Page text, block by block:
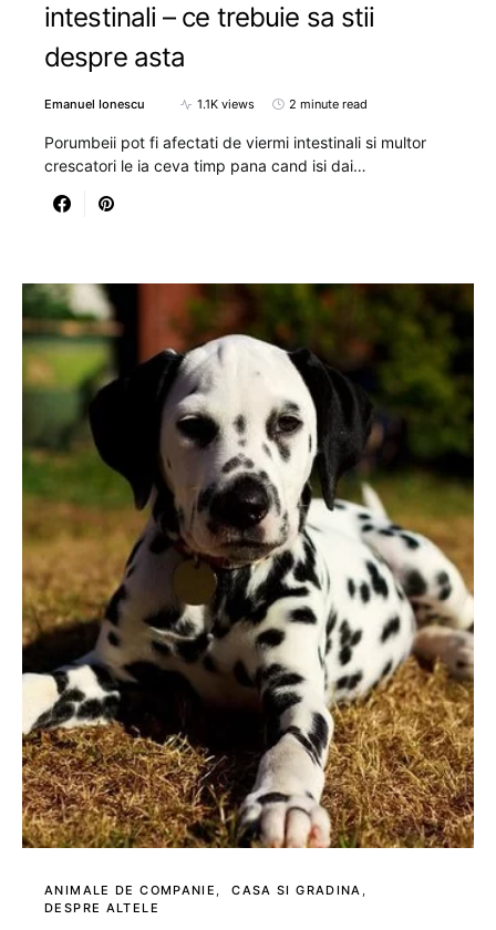
intestinali – ce trebuie sa stii
despre asta
Emanuel Ionescu 1.1K views 2 minute read
Porumbeii pot fi afectati de viermi intestinali si multor
crescatori le ia ceva timp pana cand isi dai…
ANIMALE DE COMPANIE
CASA SI GRADINA
DESPRE ALTELE